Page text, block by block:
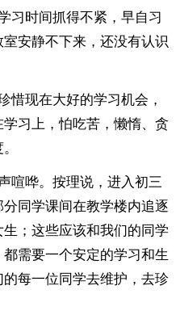
时间抓得不紧，早自习
安静不下来，还没有认识
现在大好的学习机会，
习上，怕吃苦，懒惰、贪
哗。按理说，进入初三
同学课间在教学楼内追逐
；这些应该和我们的同学
需要一个安定的学习和生
每一位同学去维护，去珍